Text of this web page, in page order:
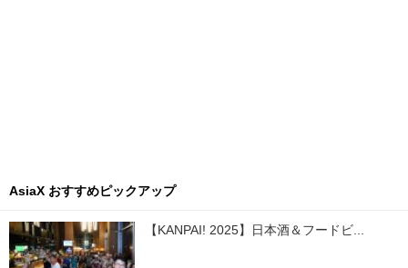
AsiaX おすすめピックアップ
【KANPAI! 2025】日本酒＆フードビ...